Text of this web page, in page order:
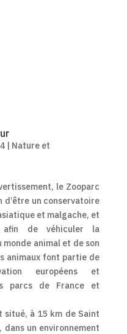
| Nature et
le Zooparc
d’être un conservatoire
et malgache, et
de véhiculer la
animal et de son
animaux font partie de
européens et
parcs de France et
situé, à 15 km de Saint
dans un environnement